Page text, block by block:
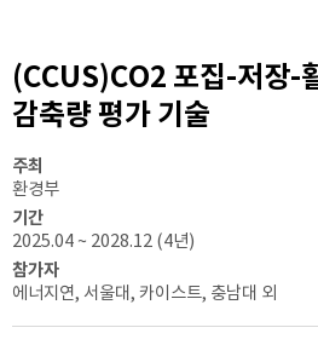
(CCUS)CO2 포집-저장-
감축량 평가 기술
주최
환경부
기간
2025.04 ~ 2028.12 (4년)
참가자
에너지연, 서울대, 카이스트, 충남대 외